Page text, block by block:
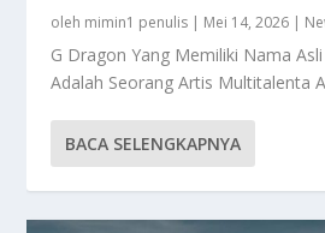
oleh mimin1 penulis | Mei 14, 2026 |
G Dragon Yang Memiliki Nama
Adalah Seorang Artis Multitalenta
BACA SELENGKAPNYA